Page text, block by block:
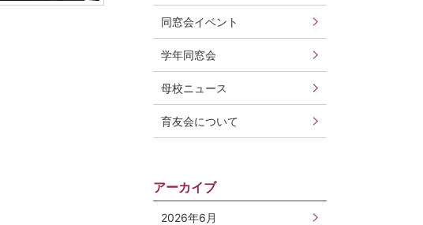
同窓会イベント
学年同窓会
母校ニュース
育友会について
アーカイブ
2026年6月